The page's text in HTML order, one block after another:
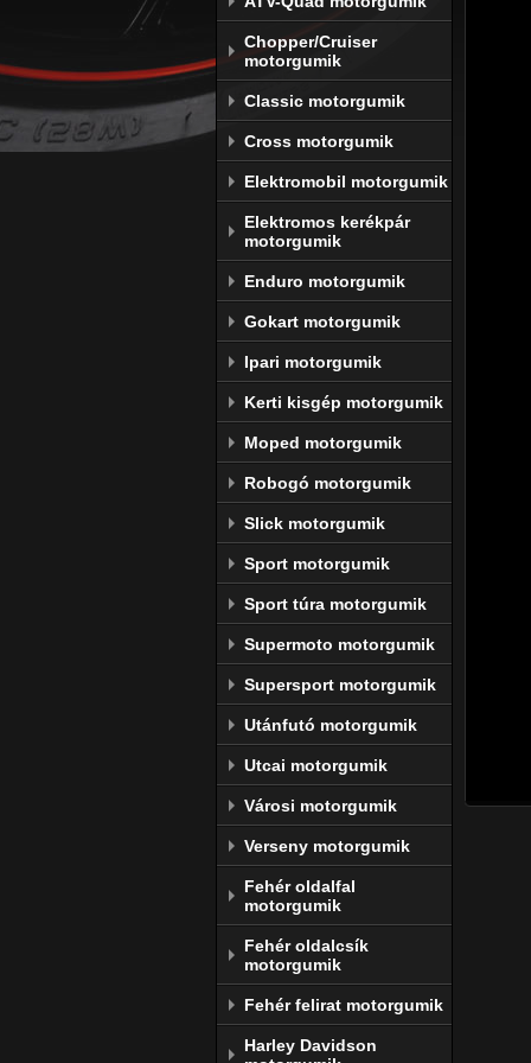
Chopper/Cruiser
motorgumik
Classic motorgumik
Cross motorgumik
Elektromobil motorgumik
Elektromos kerékpár
motorgumik
Enduro motorgumik
Gokart motorgumik
Ipari motorgumik
Kerti kisgép motorgumik
Moped motorgumik
Robogó motorgumik
Slick motorgumik
Sport motorgumik
Sport túra motorgumik
Supermoto motorgumik
Supersport motorgumik
Utánfutó motorgumik
Utcai motorgumik
Városi motorgumik
Verseny motorgumik
Fehér oldalfal
motorgumik
Fehér oldalcsík
motorgumik
Fehér felirat motorgumik
Harley Davidson